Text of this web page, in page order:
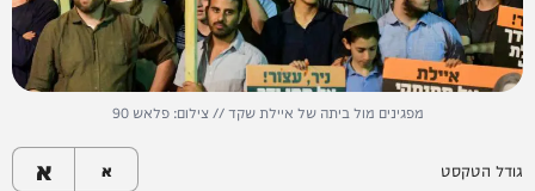
מפגינים מול ביתה של איילת שקד // צילום: פלאש 90
גודל הטקסט א א